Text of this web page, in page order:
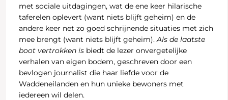
met sociale uitdagingen, wat de ene keer hilarische
taferelen oplevert (want niets blijft geheim) en de
andere keer net zo goed schrijnende situaties met zich
mee brengt (want niets blijft geheim).Als de laatste
boot vertrokken is biedt de lezer onvergetelijke
verhalen van eigen bodem, geschreven door een
bevlogen journalist die haar liefde voor de
Waddeneilanden en hun unieke bewoners met
iedereen wil delen.